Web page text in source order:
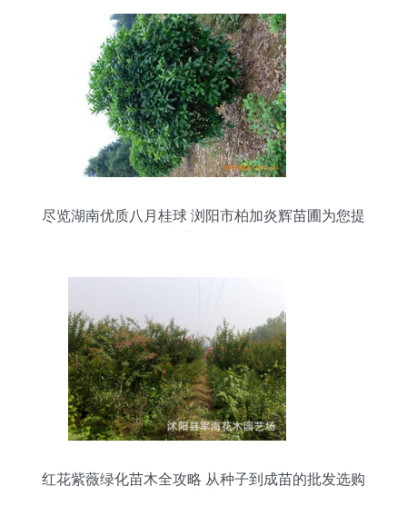
尽览湖南优质八月桂球 浏阳市柏加炎辉苗圃为您提
红花紫薇绿化苗木全攻略 从种子到成苗的批发选购